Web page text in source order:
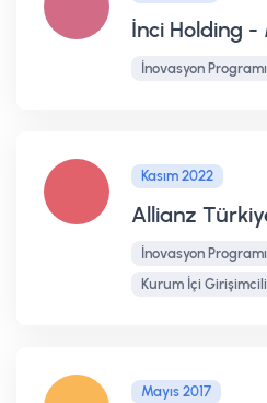
İnci Holding -
İnovasyon Programı
Kasım 2022
Allianz
İnovasyon Programı
Kurum İçi
Mayıs 2017